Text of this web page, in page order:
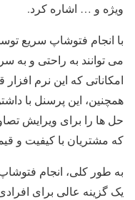
ویژه و … اشاره کرد.
با انجام فتوشاپ سریع
می توانند به راحتی و به
امکاناتی که این نرم
همچنین، این پرسنل با
حل ها را برای ویرایش
که مشتریان با کیفیت و
به طور کلی، انجام
یک گزینه عالی برای